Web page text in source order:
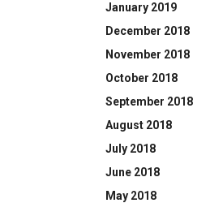
January 2019
December 2018
November 2018
October 2018
September 2018
August 2018
July 2018
June 2018
May 2018